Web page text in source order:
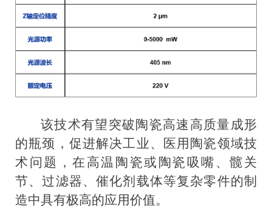
该技术有望突破陶瓷高速高质量成形
的瓶颈，促进解决工业、医用陶瓷领域技
术问题，在高温陶瓷或陶瓷吸嘴、髋关
节、过滤器、催化剂载体等复杂零件的制
造中具有极高的应用价值。